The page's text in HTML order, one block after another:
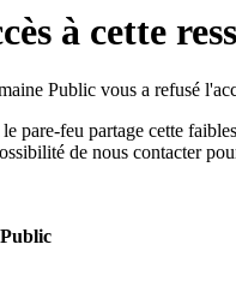
à cette
Public vous a refusé
pare-feu partage cette
de nous contacter